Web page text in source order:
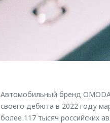
Автомобильный бренд
своего дебюта в 2022 году
более 117 тысяч российских